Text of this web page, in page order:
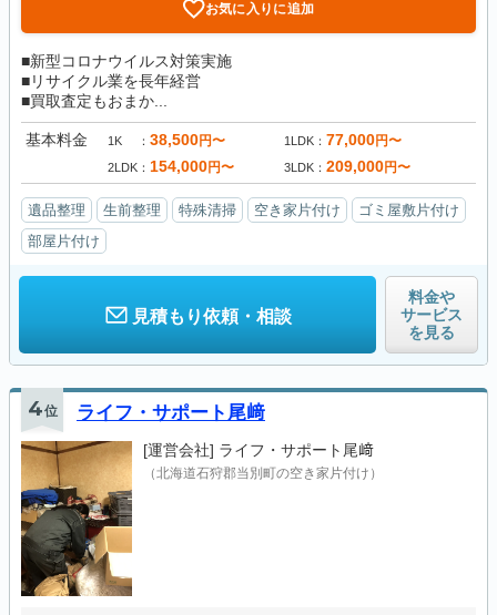
お気に入りに追加
■新型コロナウイルス対策実施
■リサイクル業を長年経営
■買取査定もおまか...
基本料金 1K 38,500円〜 1LDK 77,000円〜
2LDK 154,000円〜 3LDK 209,000円〜
遺品整理 生前整理 特殊清掃 空き家片付け
ゴミ屋敷片付け
部屋片付け
見積もり依頼・相談
料金や
サービス
を見る
4位 ライフ・サポート尾﨑
[運営会社] ライフ・サポート尾﨑
（北海道石狩郡当別町の空き家片付け）